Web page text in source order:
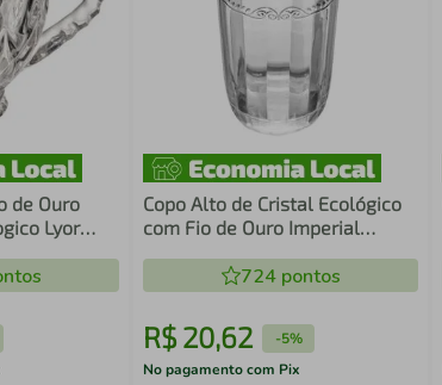
de Ouro
Lyor
Copo Alto de Cristal Ecológico
com Fio de Ouro Imperial
Saborizada724pontos
R$ 20,62 -5%
No pagamento com Pix